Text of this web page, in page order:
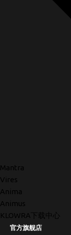
Mantra
Vires
Anima
Animus
KLOWRA下载中心
官方旗舰店